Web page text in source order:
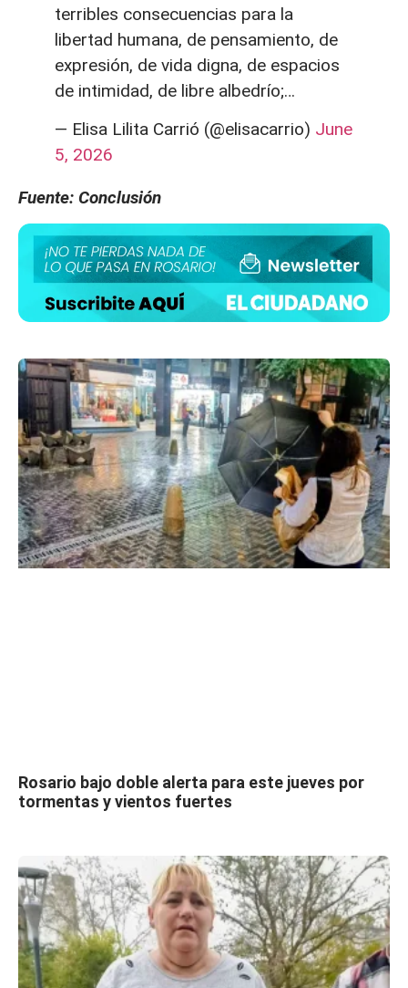
terribles consecuencias para la
libertad humana, de pensamiento, de
expresión, de vida digna, de espacios
de intimidad, de libre albedrío;…
— Elisa Lilita Carrió (@elisacarrio) June
5, 2026
Fuente: Conclusión
Rosario bajo doble alerta para este jueves por
tormentas y vientos fuertes